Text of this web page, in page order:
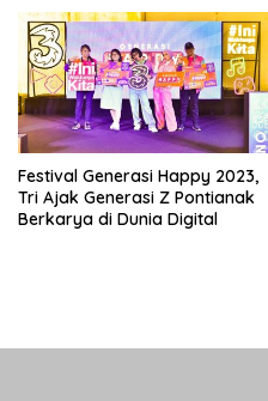
Festival Generasi Happy 2023,
Tri Ajak Generasi Z Pontianak
Berkarya di Dunia Digital